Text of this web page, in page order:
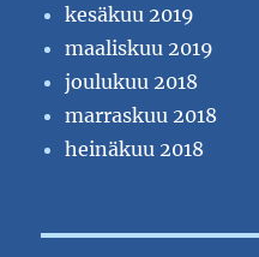
kesäkuu 2019
maaliskuu 2019
joulukuu 2018
marraskuu 2018
heinäkuu 2018